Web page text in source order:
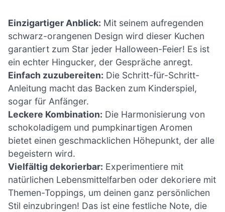
Einzigartiger Anblick: Mit seinem aufregenden
schwarz-orangenen Design wird dieser Kuchen
garantiert zum Star jeder Halloween-Feier! Es ist
ein echter Hingucker, der Gespräche anregt.
Einfach zuzubereiten: Die Schritt-für-Schritt-
Anleitung macht das Backen zum Kinderspiel,
sogar für Anfänger.
Leckere Kombination: Die Harmonisierung von
schokoladigem und pumpkinartigen Aromen
bietet einen geschmacklichen Höhepunkt, der alle
begeistern wird.
Vielfältig dekorierbar: Experimentiere mit
natürlichen Lebensmittelfarben oder dekoriere mit
Themen-Toppings, um deinen ganz persönlichen
Stil einzubringen! Das ist eine festliche Note, die